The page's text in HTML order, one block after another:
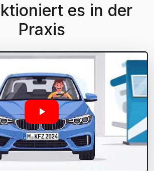
es in der
Praxis